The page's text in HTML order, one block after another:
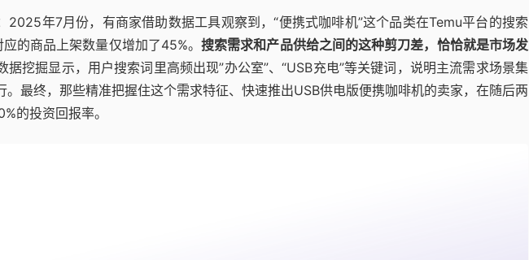
2025年7月份，有商家借助数据工具观察到，“便携式咖啡机”这个品类在Temu平台的搜索
的商品上架数量仅增加了45%。 搜索需求和产品供给之间的这种剪刀差，恰恰就是市场发
据挖掘显示，用户搜索词里高频出现”办公室”、“USB充电”等关键词，说明主流需求场景集
。最终，那些精准把握住这个需求特征、快速推出USB供电版便携咖啡机的卖家，在随后两
的投资回报率。